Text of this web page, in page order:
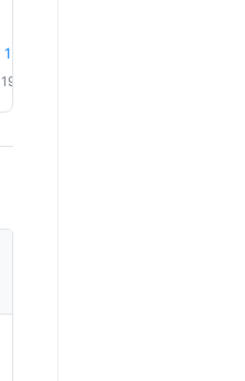
1% Sade
19.0 km/h